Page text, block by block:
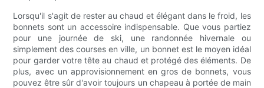
Lorsqu'il s'agit de rester au chaud et élégant dans le froid, les
bonnets sont un accessoire indispensable. Que vous partiez
pour une journée de ski, une randonnée hivernale ou
simplement des courses en ville, un bonnet est le moyen idéal
pour garder votre tête au chaud et protégé des éléments. De
plus, avec un approvisionnement en gros de bonnets, vous
pouvez être sûr d'avoir toujours un chapeau à portée de main